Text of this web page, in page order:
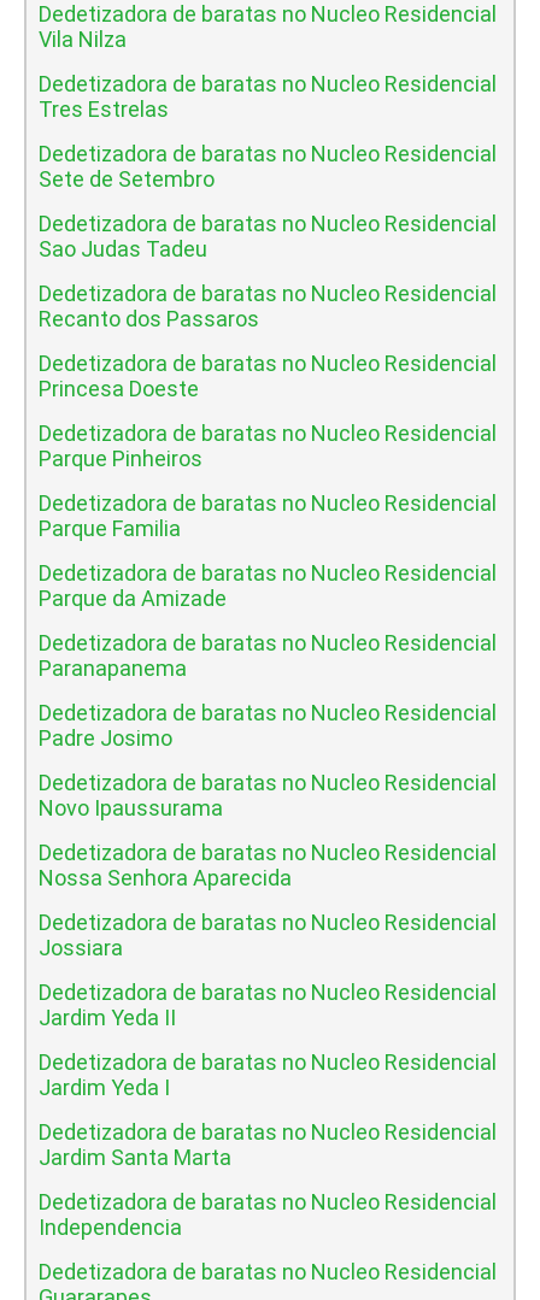
Dedetizadora de baratas no Nucleo Residencial
Vila Nilza
Dedetizadora de baratas no Nucleo Residencial
Tres Estrelas
Dedetizadora de baratas no Nucleo Residencial
Sete de Setembro
Dedetizadora de baratas no Nucleo Residencial
Sao Judas Tadeu
Dedetizadora de baratas no Nucleo Residencial
Recanto dos Passaros
Dedetizadora de baratas no Nucleo Residencial
Princesa Doeste
Dedetizadora de baratas no Nucleo Residencial
Parque Pinheiros
Dedetizadora de baratas no Nucleo Residencial
Parque Familia
Dedetizadora de baratas no Nucleo Residencial
Parque da Amizade
Dedetizadora de baratas no Nucleo Residencial
Paranapanema
Dedetizadora de baratas no Nucleo Residencial
Padre Josimo
Dedetizadora de baratas no Nucleo Residencial
Novo Ipaussurama
Dedetizadora de baratas no Nucleo Residencial
Nossa Senhora Aparecida
Dedetizadora de baratas no Nucleo Residencial
Jossiara
Dedetizadora de baratas no Nucleo Residencial
Jardim Yeda II
Dedetizadora de baratas no Nucleo Residencial
Jardim Yeda I
Dedetizadora de baratas no Nucleo Residencial
Jardim Santa Marta
Dedetizadora de baratas no Nucleo Residencial
Independencia
Dedetizadora de baratas no Nucleo Residencial